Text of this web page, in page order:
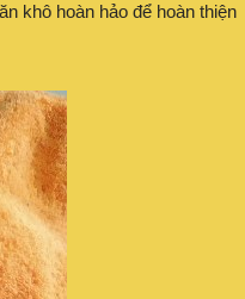
khô hoàn hảo để hoàn thiện